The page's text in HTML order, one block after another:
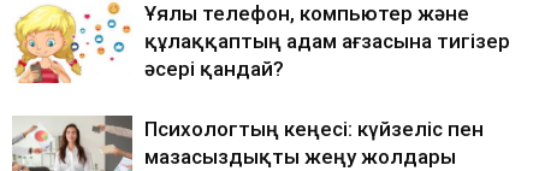
Ұялы телефон, компьютер және
құлаққаптың адам ағзасына тигізер
әсері қандай?
Психологтың кеңесі: күйзеліс пен
мазасыздықты жеңу жолдары